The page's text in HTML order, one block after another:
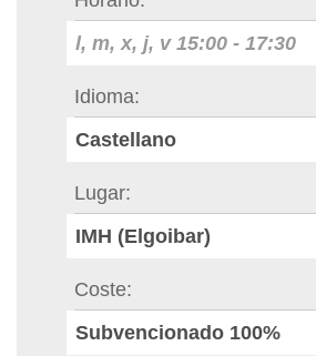
l, m, x, j, v 15:00 - 17:30
Idioma
Castellano
Lugar
IMH (Elgoibar)
Coste
Subvencionado 100%